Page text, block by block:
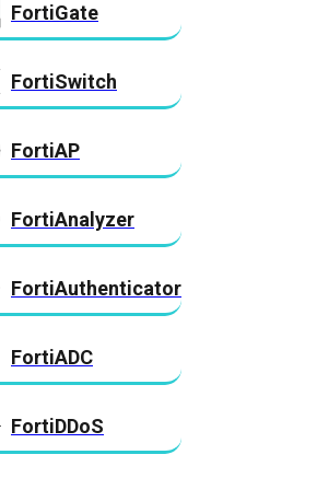
FortiGate
FortiSwitch
FortiAP
FortiAnalyzer
FortiAuthenticator
FortiADC
FortiDDoS